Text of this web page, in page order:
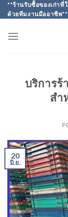
Skip
to
**ร้านรับซื้อของเก่า
ด้วยทีมงานมืออาชีพ**
บริการร้
สํา
20
มิ.ย.